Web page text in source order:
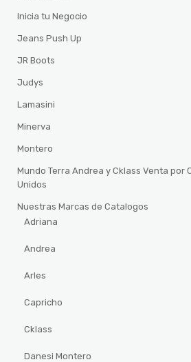
Inicia tu Negocio
Jeans Push Up
JR Boots
Judys
Lamasini
Minerva
Montero
Mundo Terra Andrea y Cklass Venta por
Unidos
Nuestras Marcas de Catalogos
Adriana
Andrea
Arles
Capricho
Cklass
Danesi Montero